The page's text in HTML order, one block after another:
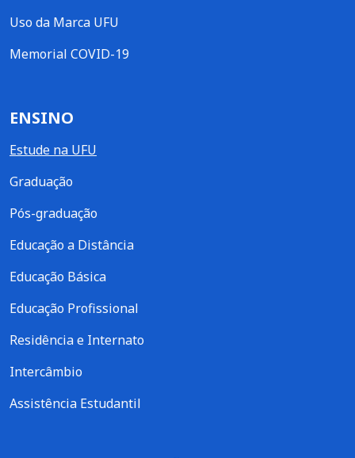
Uso da Marca UFU
Memorial COVID-19
ENSINO
Estude na UFU
Graduação
Pós-graduação
Educação a Distância
Educação Básica
Educação Profissional
Residência e Internato
Intercâmbio
Assistência Estudantil